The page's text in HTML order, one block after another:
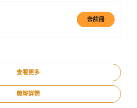
去註冊
查看更多
瞭解詳情